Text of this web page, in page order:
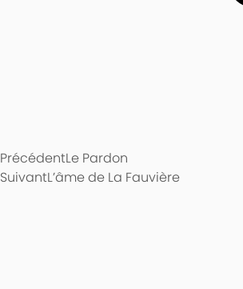
PrécédentLe Pardon
SuivantL’âme de La Fauvière